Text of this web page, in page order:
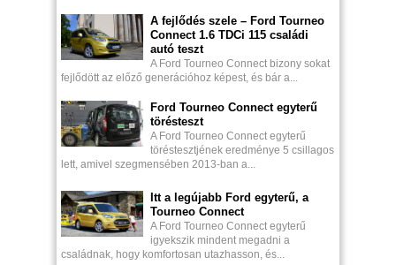
A fejlődés szele – Ford Tourneo
Connect 1.6 TDCi 115 családi
autó teszt
A Ford Tourneo Connect bizony sokat
fejlődött az előző generációhoz képest, és bár a...
Ford Tourneo Connect egyterű
törésteszt
A Ford Tourneo Connect egyterű
töréstesztjének eredménye 5 csillagos
lett, amivel szegmensében 2013-ban a...
Itt a legújabb Ford egyterű, a
Tourneo Connect
A Ford Tourneo Connect egyterű
igyekszik mindent megadni a
családnak, hogy komfortosan utazhasson, és...